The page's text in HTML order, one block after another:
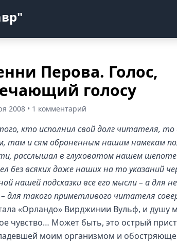
Перова. Голос,
голосу
2008 • 1 комментарий
кто исполнил свой долг читателя, то
там и сям оброненным нашим намекам
расслышал в глуховатом нашем шепоте
без всяких даже наших на то указаний
нашей подсказки все его мысли – а для
для такого приметливого читателя
«Орландо» Вирджинии Вульф, и душу
чувство… Может быть, это острый
моим организмом и